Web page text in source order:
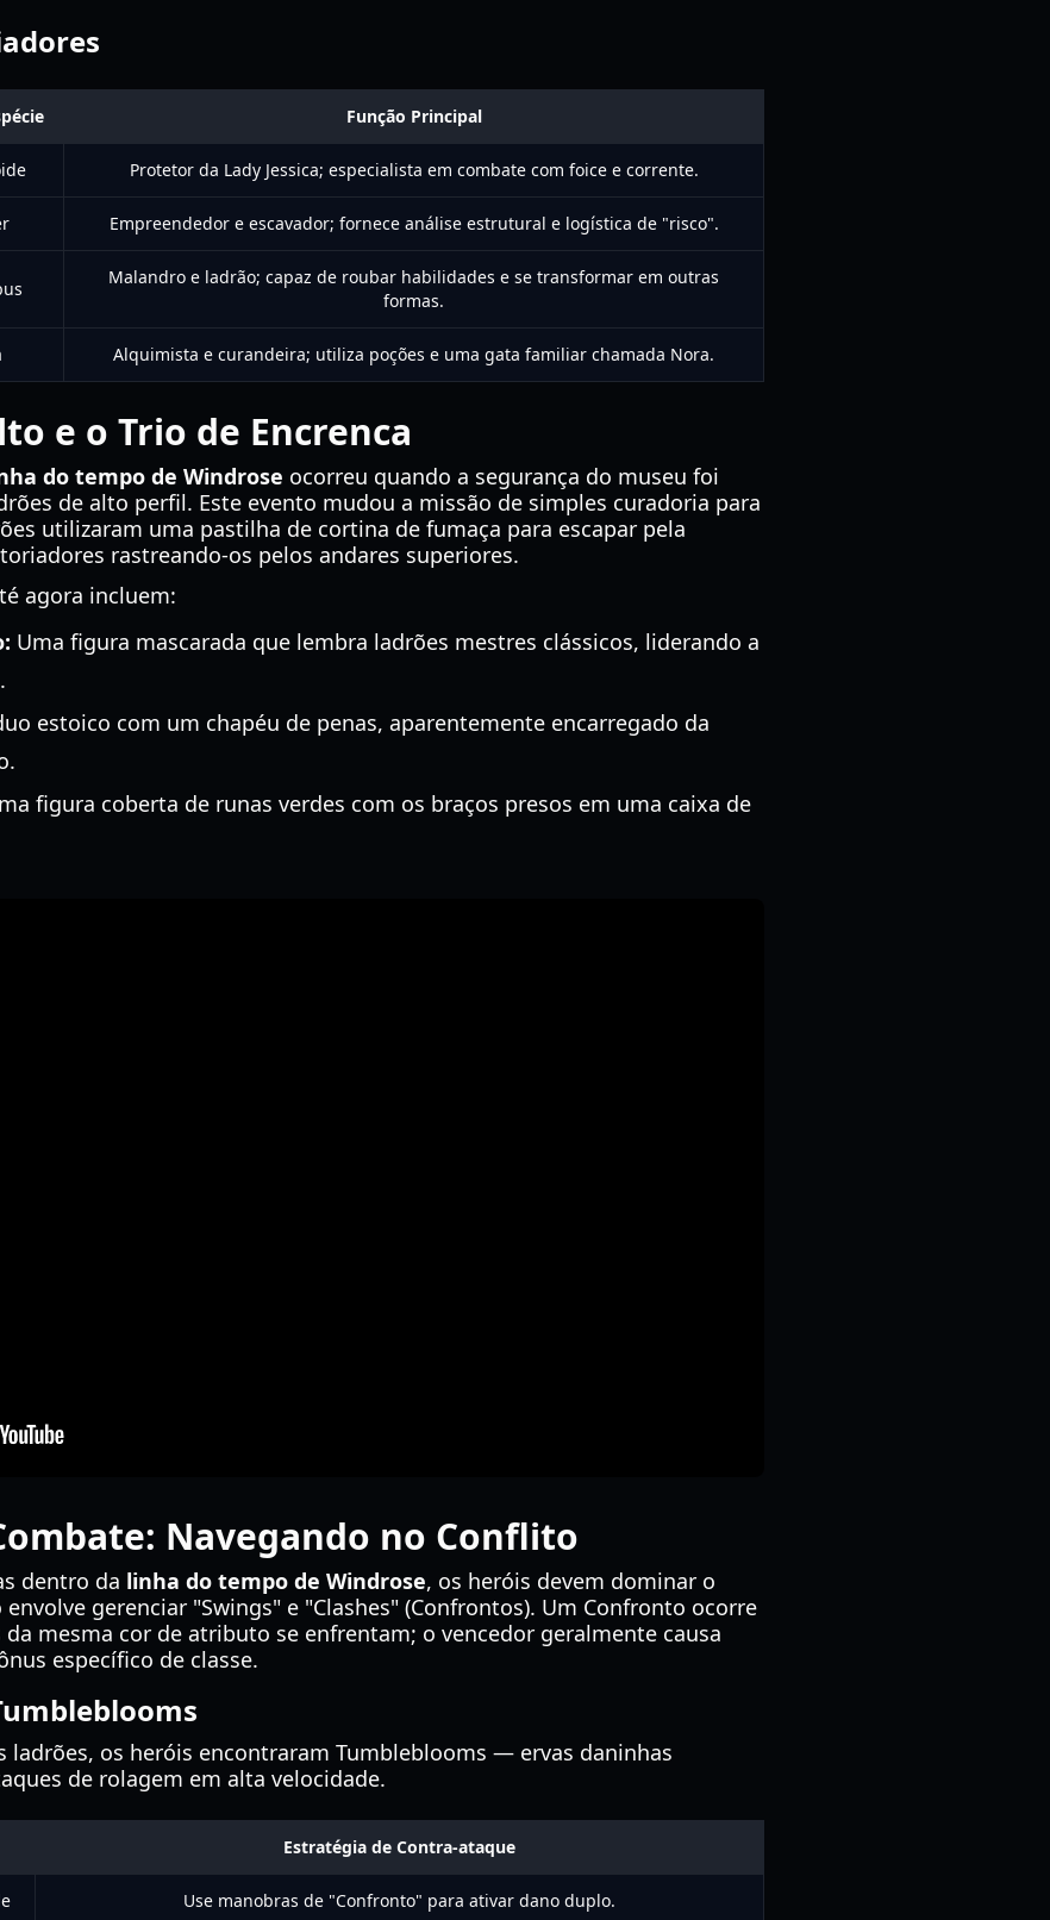
Função Principal
Protetor da Lady Jessica; especialista em combate com foice e corrente.
Empreendedor e escavador; fornece análise estrutural e logística de "risco".
Malandro e ladrão; capaz de roubar habilidades e se transformar em outras
formas.
Alquimista e curandeira; utiliza poções e uma gata familiar chamada Nora.
e o Trio de Encrenca
do tempo de Windrose ocorreu quando a segurança do museu foi
de alto perfil. Este evento mudou a missão de simples curadoria para
utilizaram uma pastilha de cortina de fumaça para escapar pela
rastreando-os pelos andares superiores.
agora incluem:
Uma figura mascarada que lembra ladrões mestres clássicos, liderando a
estoico com um chapéu de penas, aparentemente encarregado da
figura coberta de runas verdes com os braços presos em uma caixa de
Navegando no Conflito
dentro da linha do tempo de Windrose, os heróis devem dominar o
gerenciar "Swings" e "Clashes" (Confrontos). Um Confronto ocorre
mesma cor de atributo se enfrentam; o vencedor geralmente causa
específico de classe.
ladrões, os heróis encontraram Tumbleblooms — ervas daninhas
de rolagem em alta velocidade.
Estratégia de Contra-ataque
Use manobras de "Confronto" para ativar dano duplo.